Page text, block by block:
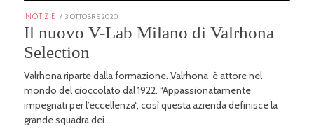
NOTIZIE
POSTED
3 OTTOBRE 2020
GENNAIO
2026
Il nuovo V-Lab Milano di Valrhona
Selection
Valrhona riparte dalla formazione. Valrhona è attore nel
mondo del cioccolato dal 1922. “Appassionatamente
impegnati per l’eccellenza“, così questa azienda definisce la
grande squadra dei…